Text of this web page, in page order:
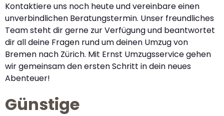
Kontaktiere uns noch heute und vereinbare einen
unverbindlichen Beratungstermin. Unser freundliches
Team steht dir gerne zur Verfügung und beantwortet
dir all deine Fragen rund um deinen Umzug von
Bremen nach Zürich. Mit Ernst Umzugsservice gehen
wir gemeinsam den ersten Schritt in dein neues
Abenteuer!
Günstige